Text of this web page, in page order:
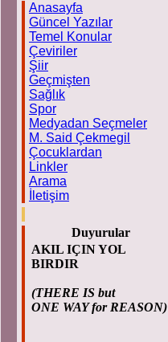
Anasayfa
Güncel Yazılar
Temel Konular
Çeviriler
Şiir
Geçmişten
Sağlık
Spor
Medyadan Seçmeler
M. Said Çekmegil
Çocuklardan
Linkler
Arama
İletişim
Duyurular
AKIL IÇIN YOL
BIRDIR
(THERE IS but
ONE WAY for REASON)